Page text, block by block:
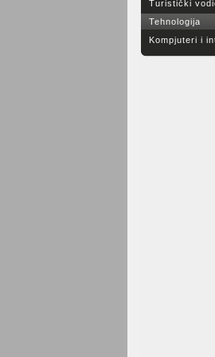
Turistički
Tehnologija
Kompjuteri i